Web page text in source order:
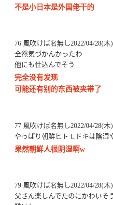
不是小日本是外国佬干的
76 風吹けば名無し2022/04/28(
全然気づかんかったわ
他にも仕込んでそう
完全没有发现
可能还有别的东西被夹带了
77 風吹けば名無し2022/04/28(
やっぱり朝鮮ヒトモドキは陰湿
果然朝鲜人很阴湿啊w
79 風吹けば名無し2022/04/28(木
父さん楽しんでたのにかわいそ